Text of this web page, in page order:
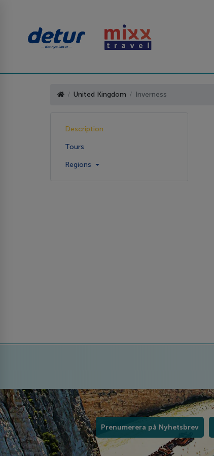
United Kingdom Inverness
Description
Tours
Regions
Prenumerera på Nyhetsbrev